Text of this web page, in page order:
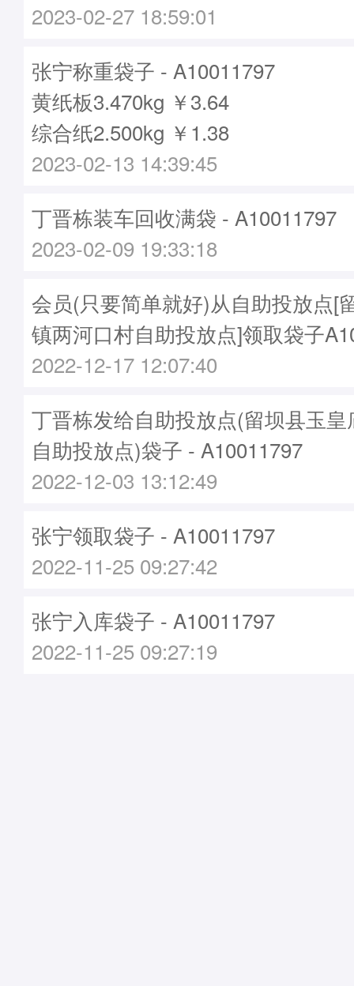
2023-02-27 18:59:01
张宁称重袋子 - A10011797
黄纸板3.470kg ￥3.64
综合纸2.500kg ￥1.38
2023-02-13 14:39:45
丁晋栋装车回收满袋 - A10011797
2023-02-09 19:33:18
会员(只要简单就好)从自助投放点[
镇两河口村自助投放点]领取袋子
2022-12-17 12:07:40
丁晋栋发给自助投放点(留坝县玉
自助投放点)袋子 - A10011797
2022-12-03 13:12:49
张宁领取袋子 - A10011797
2022-11-25 09:27:42
张宁入库袋子 - A10011797
2022-11-25 09:27:19